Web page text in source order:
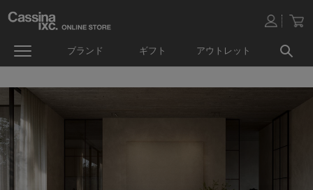
ブランド ギフト アウトレット